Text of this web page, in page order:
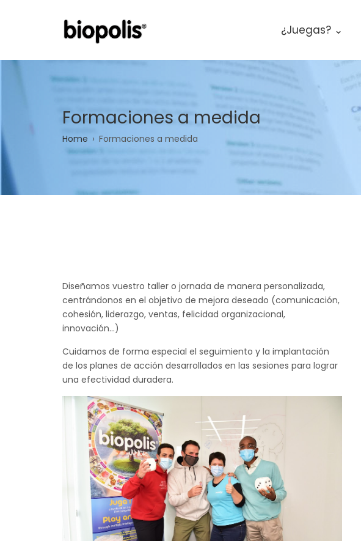
¿Juegas? ⌄
Formaciones a medida
Breadcrumb
Home Formaciones a medida
Diseñamos vuestro taller o jornada de manera personalizada,
centrándonos en el objetivo de mejora deseado (comunicación,
cohesión, liderazgo, ventas, felicidad organizacional,
innovación...)
Cuidamos de forma especial el seguimiento y la implantación
de los planes de acción desarrollados en las sesiones para lograr
una efectividad duradera.